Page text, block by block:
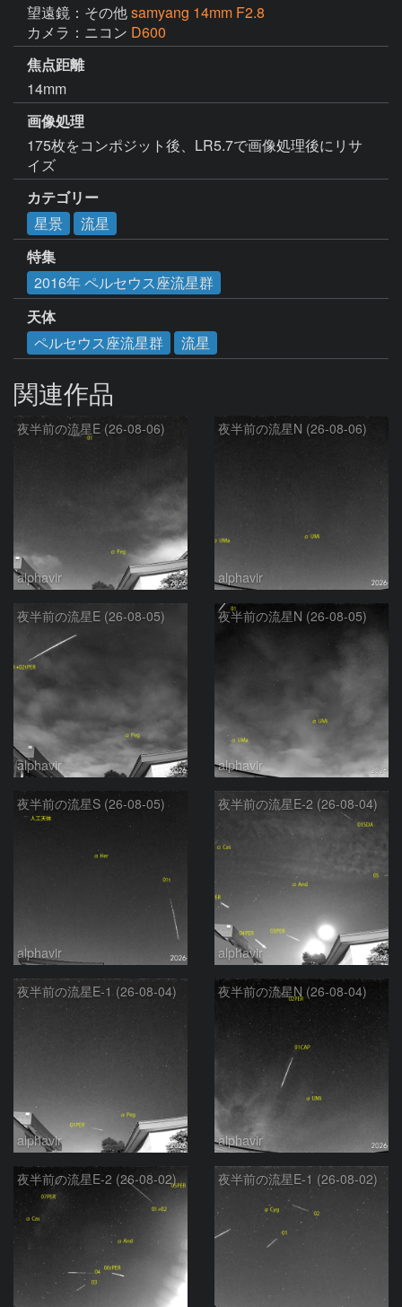
望遠鏡：その他samyang 14mm F2.8
カメラ：ニコン D600
焦点距離
14mm
画像処理
175枚をコンポジット後、LR5.7で画像処理後にリサ
イズ
カテゴリー
星景
流星
特集
2016年 ペルセウス座流星群
天体
ペルセウス座流星群
流星
関連作品
夜半前の流星E (26-08-06)
alphavir
夜半前の流星N (26-08-06)
alphavir
夜半前の流星E (26-08-05)
alphavir
夜半前の流星N (26-08-05)
alphavir
夜半前の流星S (26-08-05)
alphavir
夜半前の流星E-2 (26-08-04)
alphavir
夜半前の流星E-1 (26-08-04)
alphavir
夜半前の流星N (26-08-04)
alphavir
夜半前の流星E-2 (26-08-02) 夜半前の流星E-1 (26-08-02)